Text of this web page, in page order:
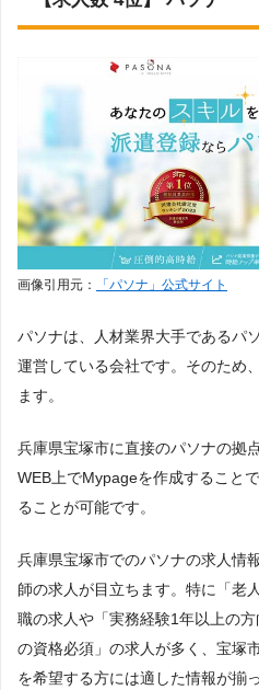
画像引用元： 「パソナ」公式サイト
パソナは、人材業界大手であるパ
運営している会社です。そのため
ます。
兵庫県宝塚市に直接のパソナの拠
WEB上でMypageを作成すること
ることが可能です。
兵庫県宝塚市でのパソナの求人情
師の求人が目立ちます。特に「老
職の求人や「実務経験1年以上の
の資格必須」の求人が多く、宝塚
を希望する方には適した情報が揃